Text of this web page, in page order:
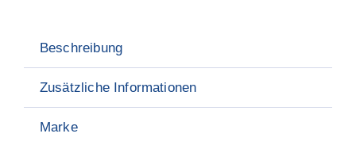
Beschreibung
Zusätzliche Informationen
Marke